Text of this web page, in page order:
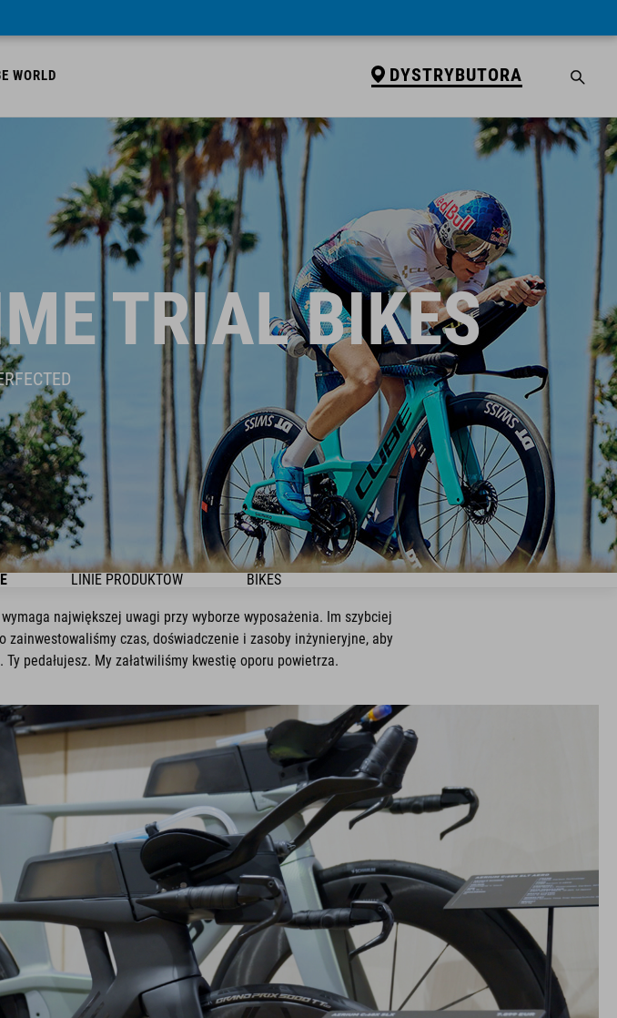
WORLD DYSTRYBUTORA
TRIAL BIKES
LINIE PRODUKTÓW BIKES
największej uwagi przy wyborze wyposażenia. Im szybciej
czas, doświadczenie i zasoby inżynieryjne, aby
pedałujesz. My załatwiliśmy kwestię oporu powietrza.